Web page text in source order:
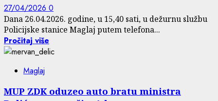
27/04/2026 0
Dana 26.04.2026. godine, u 15,40 sati, u dežurnu službu
Policijske stanice Maglaj putem telefona...
Pročitaj više
Maglaj
MUP ZDK oduzeo auto bratu ministra